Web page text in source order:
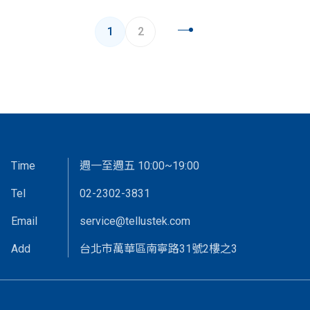
1 2
Time 週一至週五 10:00~19:00
Tel 02-2302-3831
Email service@tellustek.com
Add 台北市萬華區南寧路31號2樓之3